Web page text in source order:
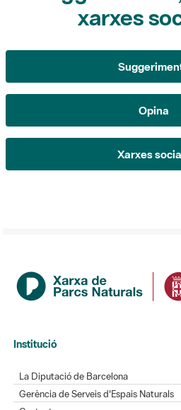
Opina
Xarxes
Institució
Gerència de Serveis d'Espais Naturals
Actualitat